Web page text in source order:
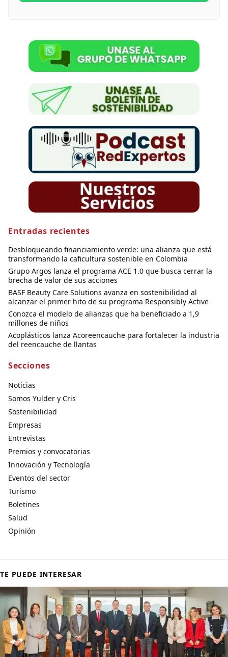
Entradas recientes
Desbloqueando financiamiento verde: una alianza que está
transformando la caficultura sostenible en Colombia
Grupo Argos lanza el programa ACE 1.0 que busca cerrar la
brecha de valor de sus acciones
BASF Beauty Care Solutions avanza en sostenibilidad al
alcanzar el primer hito de su programa Responsibly Active
Conozca el modelo de alianzas que ha beneficiado a 1,9
millones de niños
Acoplásticos lanza Acoreencauche para fortalecer la industria
del reencauche de llantas
Secciones
Noticias
Somos Yulder y Cris
Sostenibilidad
Empresas
Entrevistas
Premios y convocatorias
Innovación y Tecnología
Eventos del sector
Turismo
Boletines
Salud
Opinión
TE PUEDE INTERESAR